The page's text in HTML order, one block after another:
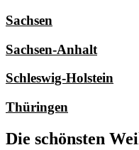
Sachsen
Sachsen-Anhalt
Schleswig-Holstein
Thüringen
Die schönsten